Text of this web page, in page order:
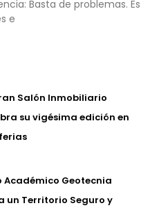
Basta de problemas. Es
e
Salón Inmobiliario
su vigésima edición en
Académico Geotecnia
un Territorio Seguro y